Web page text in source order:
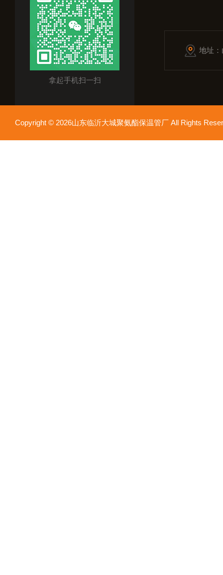
拿起手机扫一扫
地址
Copyright © 2026山东临沂大城聚氨酯保温管厂 All Rights